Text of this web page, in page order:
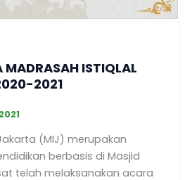
ISTIQLAL
2021
(MIJ) merupakan
berbasis di Masjid
telah melaksanakan acara